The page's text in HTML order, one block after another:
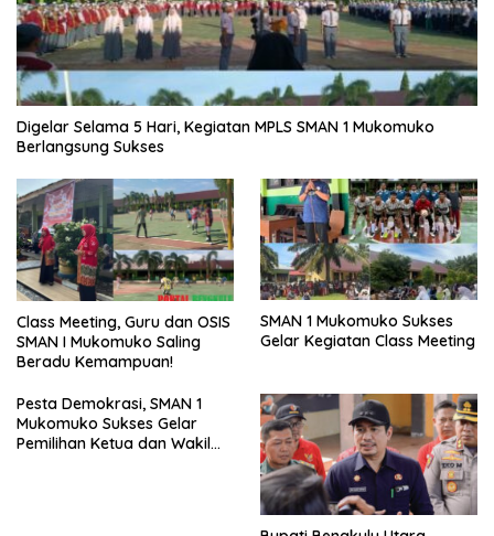
Digelar Selama 5 Hari, Kegiatan MPLS SMAN 1 Mukomuko
Berlangsung Sukses
Class Meeting, Guru dan OSIS
SMAN I Mukomuko Saling
Beradu Kemampuan!
SMAN 1 Mukomuko Sukses
Gelar Kegiatan Class Meeting
Pesta Demokrasi, SMAN 1
Mukomuko Sukses Gelar
Pemilihan Ketua dan Wakil